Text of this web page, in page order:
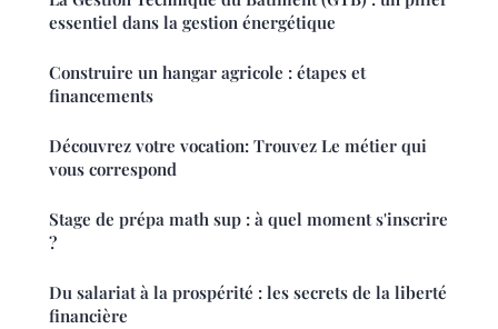
essentiel dans la gestion énergétique
Construire un hangar agricole : étapes et
financements
Découvrez votre vocation: Trouvez Le métier qui
vous correspond
Stage de prépa math sup : à quel moment s'inscrire
?
Du salariat à la prospérité : les secrets de la liberté
financière